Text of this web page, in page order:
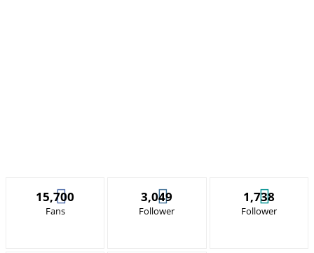
15,700
Fans
3,049
Follower
1,738
Follower